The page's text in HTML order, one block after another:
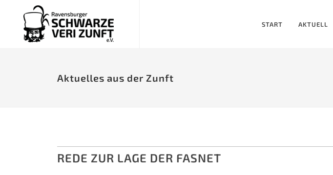
START AKTUELL
Aktuelles aus der Zunft
REDE ZUR LAGE DER FASNET